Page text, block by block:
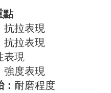
點
抗拉表現
抗拉表現
表現
強度表現
耐磨程度